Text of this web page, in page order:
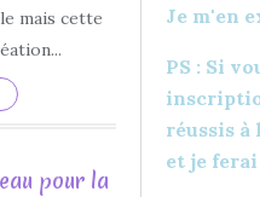
FACILE
MAIN
mais cette
pour la
Je m'en
PS : Si
réussis
et je